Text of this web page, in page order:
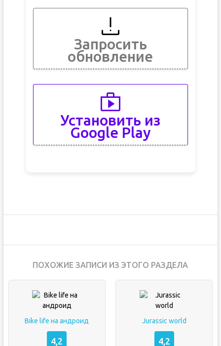
Запросить
обновление
Установить из
Google Play
ПОХОЖИЕ ЗАПИСИ ИЗ ЭТОГО РАЗДЕЛА
Bike life на андроид
4,2
Jurassic world
4,2